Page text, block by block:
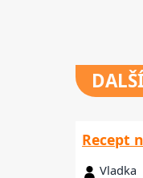
DALŠÍ
Recept
Vladka